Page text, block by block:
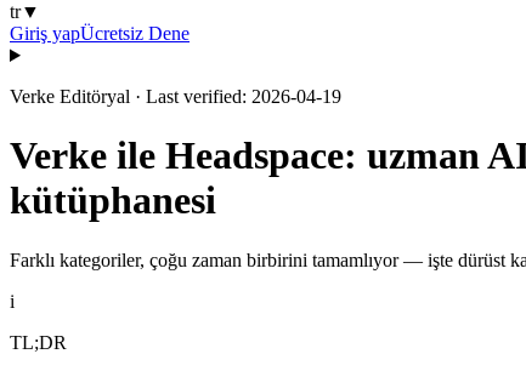
tr▼
Giriş yapÜcretsiz Dene
Verke Editöryal · Last verified: 2026-04-19
Verke ile Headspace: uzman
kütüphanesi
Farklı kategoriler, çoğu zaman birbirini tamamlıyor — işte dürüst
i
TL;DR